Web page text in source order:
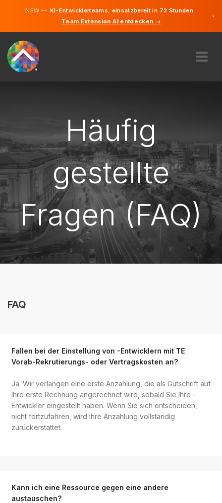
NEW —KI-Entwicklerteams, einsatzbereit in 72 Stunden.
Team Extension AI entdecken →
×
FINDEN
LIECHTENSTEIN
STARTEN SIE JETZT
Häufig
gestellte
Fragen (FAQ)
FAQ
Fallen bei der Einstellung von -Entwicklern mit TE
Vorab-Rekrutierungs- oder Vertragskosten an?
Ja. Wir verlangen eine erste Anzahlung, die als Gutschrift auf
Ihre erste Rechnung angerechnet wird, sobald Sie Ihre -
Entwickler eingestellt haben. Wenn Sie sich entscheiden,
nicht fortzufahren, wird Ihre Anzahlung vollständig
zurückerstattet.
Kann ich eine Ressource gegen eine andere
austauschen?